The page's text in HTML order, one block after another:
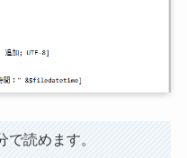
で読めます。